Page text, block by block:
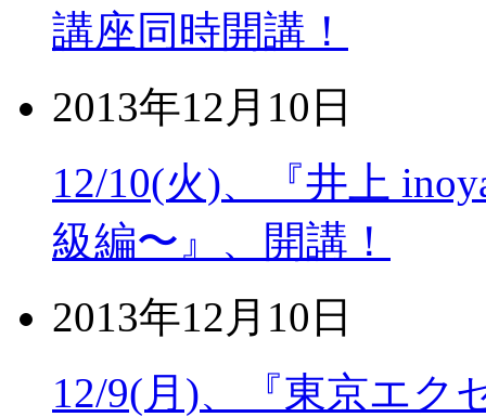
講座同時開講！
2013年12月10日
12/10(火)、『井上
級編〜』、開講！
2013年12月10日
12/9(月)、『東京エク